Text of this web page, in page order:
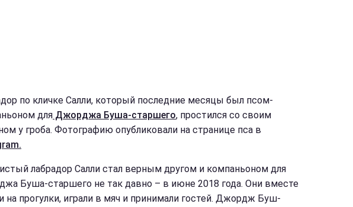
по кличке Салли, который последние месяцы был псом-
для Джорджа Буша-старшего, простился со своим
у гроба. Фотографию опубликовали на странице пса в
лабрадор Салли стал верным другом и компаньоном для
Буша-старшего не так давно – в июне 2018 года. Они вместе
на прогулки, играли в мяч и принимали гостей. Джордж Буш-